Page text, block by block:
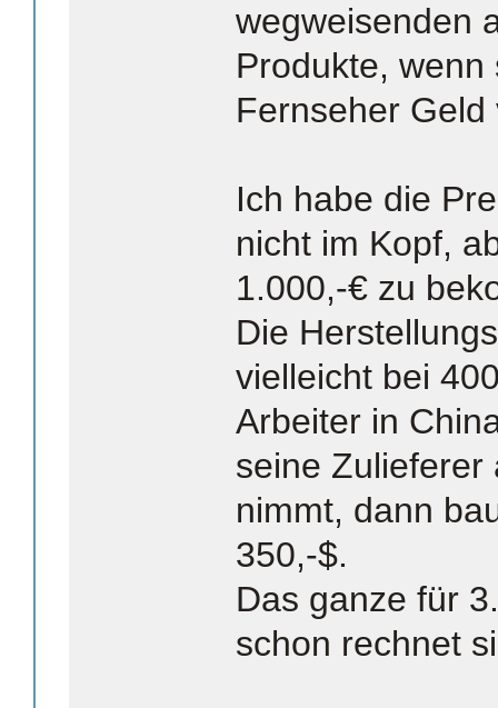
wegweisenden
Produkte, wenn
Fernseher
Ich habe die
nicht im Kopf,
1.000,-€ zu
Die
vielleicht bei
Arbeiter in
seine Zulieferer
nimmt, dann
350,-$.
Das ganze für
schon rechnet